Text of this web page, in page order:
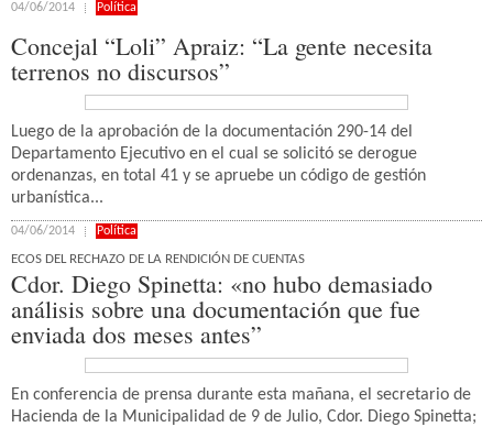
04/06/2014 Política
Concejal “Loli” Apraiz: “La gente necesita
terrenos no discursos”
Luego de la aprobación de la documentación 290-14 del
Departamento Ejecutivo en el cual se solicitó se derogue
ordenanzas, en total 41 y se apruebe un código de gestión
urbanística...
04/06/2014 Política
ECOS DEL RECHAZO DE LA RENDICIÓN DE CUENTAS
Cdor. Diego Spinetta: «no hubo demasiado
análisis sobre una documentación que fue
enviada dos meses antes”
En conferencia de prensa durante esta mañana, el secretario de
Hacienda de la Municipalidad de 9 de Julio, Cdor. Diego Spinetta;